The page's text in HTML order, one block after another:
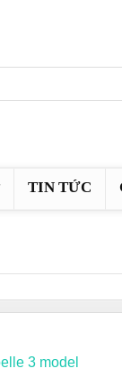
TIN TỨC
3 model